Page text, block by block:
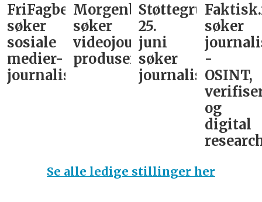
FriFagbevegelse
søker
sosiale
medier-
journalist
Morgenbladet
søker
videojournalist/podkast-
produsent
Støttegruppa
25.
juni
søker
journalist
søker
-
OSINT,
og
digital
Se alle ledige stillinger her